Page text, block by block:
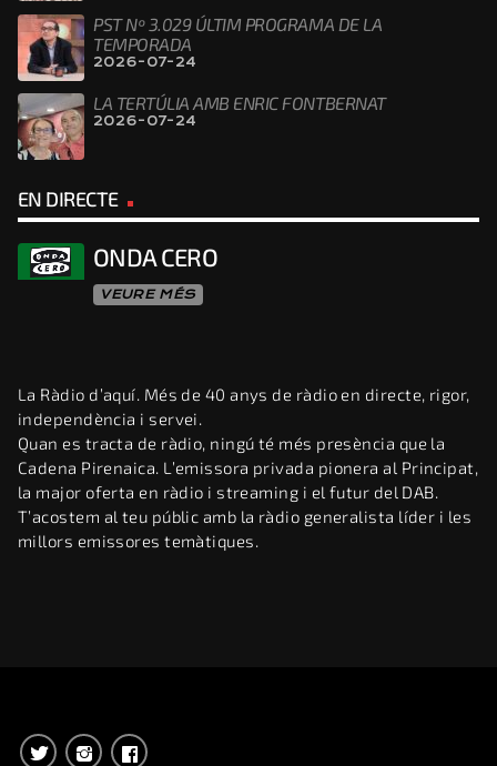
PST Nº 3.029 ÚLTIM PROGRAMA DE LA
TEMPORADA
2026-07-24
LA TERTÚLIA AMB ENRIC FONTBERNAT
2026-07-24
EN DIRECTE
ONDA CERO
VEURE MÉS
La Ràdio d’aquí. Més de 40 anys de ràdio en directe, rigor,
independència i servei.
Quan es tracta de ràdio, ningú té més presència que la
Cadena Pirenaica. L’emissora privada pionera al Principat,
la major oferta en ràdio i streaming i el futur del DAB.
T’acostem al teu públic amb la ràdio generalista líder i les
millors emissores temàtiques.